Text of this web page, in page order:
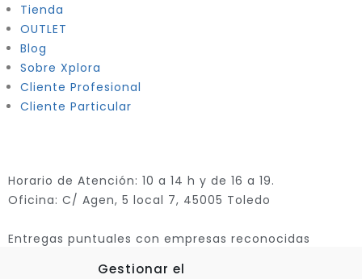
Gestionar el
Tienda
OUTLET
Blog
Sobre Xplora
Cliente Profesional
Cliente Particular
Horario de Atención: 10 a 14 h y de 16 a 19.
Oficina: C/ Agen, 5 local 7, 45005 Toledo
Entregas puntuales con empresas reconocidas